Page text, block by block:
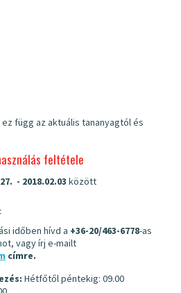
függ az aktuális tananyagtól és
feltétele
- 2018.02.03 között
időben hívd a +36-20/463-6778-as
vagy írj e-mailt
címre.
Hétfőtől péntekig: 09.00